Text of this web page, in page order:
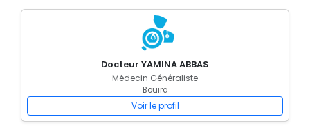
Docteur YAMINA ABBAS
Médecin Généraliste
Bouira
Voir le profil